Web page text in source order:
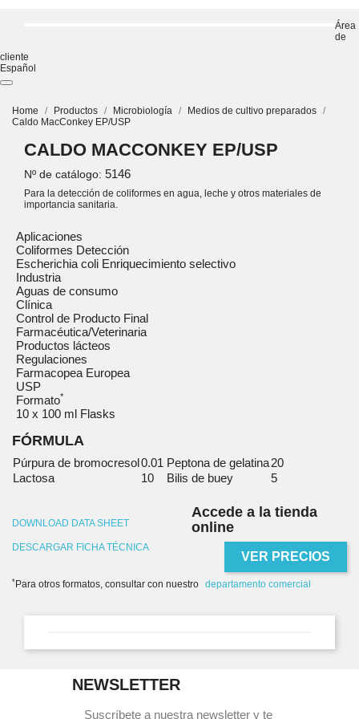
Área
de
cliente
Español
Home Productos Microbiología
Medios de cultivo preparados
Caldo MacConkey EP/USP
CALDO MACCONKEY EP/USP
Nº de catálogo: 5146
Para la detección de coliformes en agua, leche y otros materiales de
importancia sanitaria.
Aplicaciones
Coliformes Detección
Escherichia coli Enriquecimiento selectivo
Industria
Aguas de consumo
Clínica
Control de Producto Final
Farmacéutica/Veterinaria
Productos lácteos
Regulaciones
Farmacopea Europea
USP
Formato*
10 x 100 ml Flasks
FÓRMULA
Púrpura de bromocresol0.01 Peptona de gelatina20
Lactosa
10 Bilis de buey 5
DOWNLOAD DATA SHEET
DESCARGAR FICHA TÉCNICA
Accede a la tienda
online
VER PRECIOS
* Para otros formatos, consultar con nuestro departamento comercial
NEWSLETTER
Suscríbete a nuestra newsletter y te